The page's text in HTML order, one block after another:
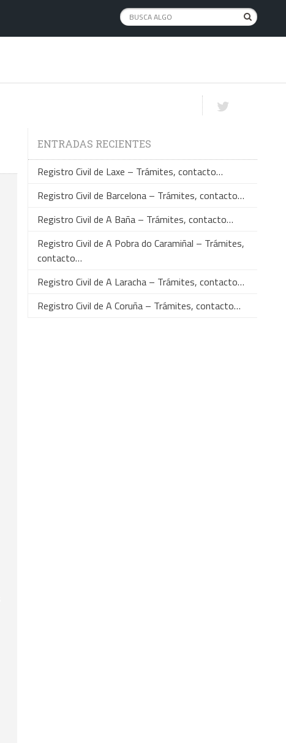
ENTRADAS RECIENTES
Registro Civil de Laxe – Trámites, contacto…
Registro Civil de Barcelona – Trámites, contacto…
Registro Civil de A Baña – Trámites, contacto…
Registro Civil de A Pobra do Caramiñal – Trámites,
contacto…
Registro Civil de A Laracha – Trámites, contacto…
Registro Civil de A Coruña – Trámites, contacto…